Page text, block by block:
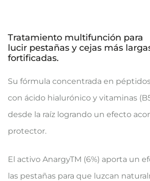
Tratamiento multifunción para
lucir pestañas y cejas más
fortificadas.
Su fórmula concentrada en
con ácido hialurónico y vitaminas
desde la raíz logrando un efecto
protector.
El activo AnargyTM (6%) aporta un
las pestañas para que luzcan